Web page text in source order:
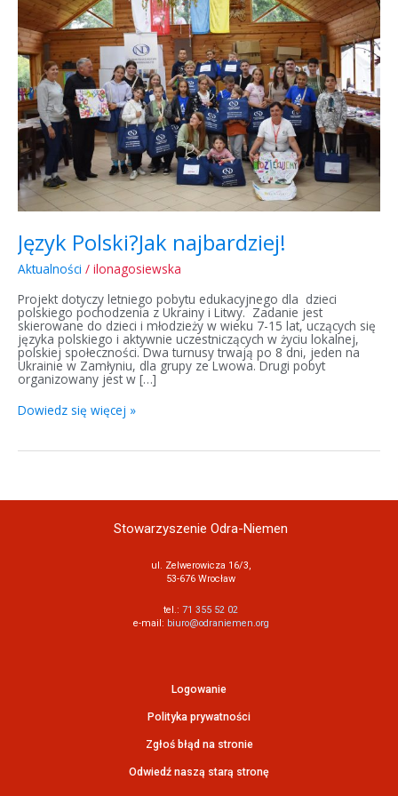
Język Polski?Jak najbardziej!
Aktualności / ilonagosiewska
Projekt dotyczy letniego pobytu edukacyjnego dla dzieci
polskiego pochodzenia z Ukrainy i Litwy. Zadanie jest
skierowane do dzieci i młodzieży w wieku 7-15 lat, uczących się
języka polskiego i aktywnie uczestniczących w życiu lokalnej,
polskiej społeczności. Dwa turnusy trwają po 8 dni, jeden na
Ukrainie w Zamłyniu, dla grupy ze Lwowa. Drugi pobyt
organizowany jest w […]
najbardziej!
Dowiedz się więcej »
Stowarzyszenie Odra-Niemen
ul. Zelwerowicza 16/3,
53-676 Wrocław
tel.: 71 355 52 02
e-mail: biuro@odraniemen.org
Logowanie
Polityka prywatności
Zgłoś błąd na stronie
Odwiedź naszą starą stronę